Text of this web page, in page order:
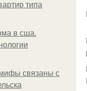
типа
в сша.
связаны с